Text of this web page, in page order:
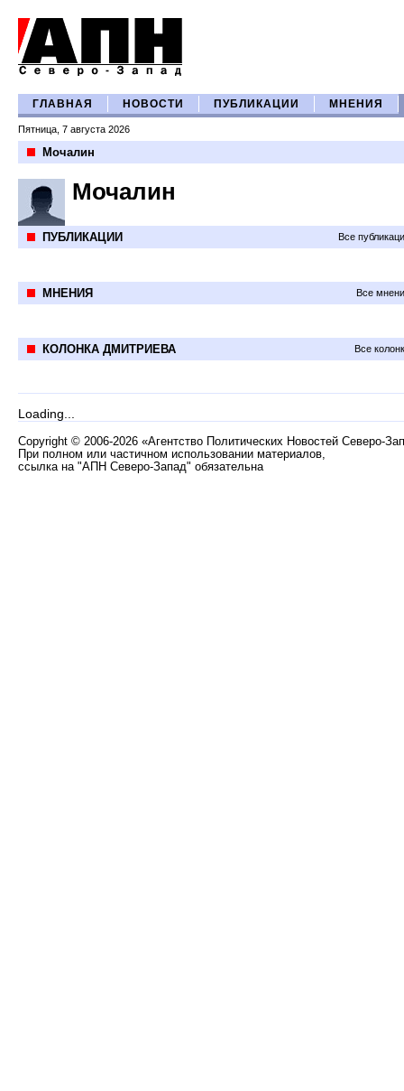
ГЛАВНАЯ НОВОСТИ ПУБЛИКАЦИИ МНЕНИЯ
Пятница, 7 августа 2026
Мочалин
Мочалин
ПУБЛИКАЦИИ Все
МНЕНИЯ Все
КОЛОНКА ДМИТРИЕВА Все
Loading...
Copyright © 2006-2026 «Агентство Политических Новостей Северо-
При полном или частичном использовании материалов,
ссылка на "АПН Северо-Запад" обязательна